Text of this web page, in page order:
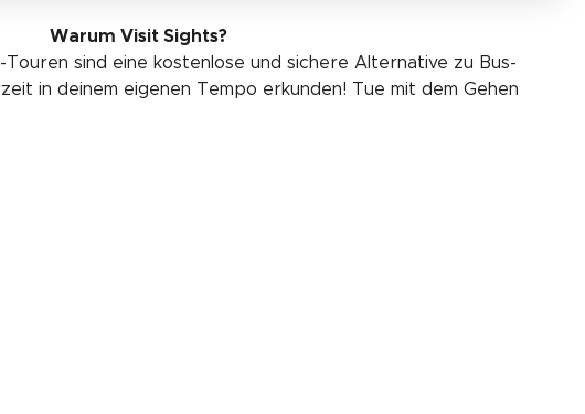
Warum Visit Sights?
sind eine kostenlose und sichere Alternative zu Bus-
in deinem eigenen Tempo erkunden! Tue mit dem Gehen